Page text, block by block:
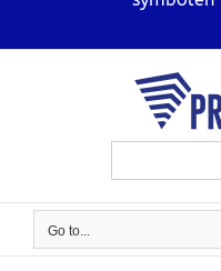
Go to...